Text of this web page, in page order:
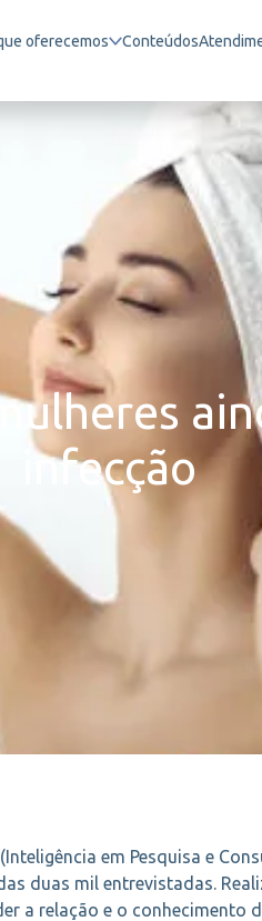
oferecemos Conteúdos
infecção
em Pesquisa e
duas mil entrevistadas.
a relação e o conhecimento